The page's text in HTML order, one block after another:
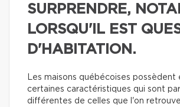
SURPRENDRE,
LORSQU'IL EST
D'HABITATION.
Les maisons québécoises possèdent
certaines caractéristiques qui sont
différentes de celles que l'on